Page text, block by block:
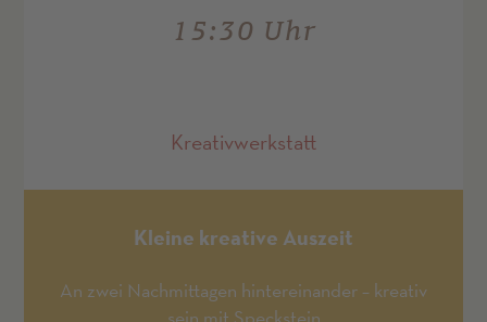
15:30 Uhr
Kreativwerkstatt
Kleine kreative Auszeit
An zwei Nachmittagen hintereinander – kreativ
sein mit Speckstein